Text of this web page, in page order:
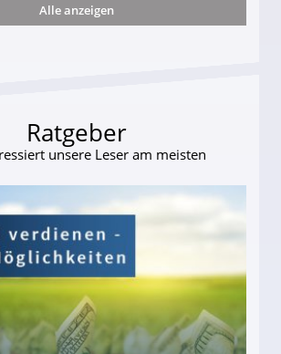
Alle anzeigen
Ratgeber
unsere Leser am meisten